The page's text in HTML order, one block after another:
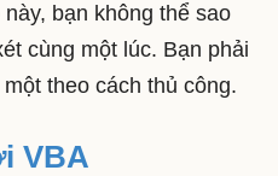
bạn không thể sao
cùng một lúc. Bạn phải
theo cách thủ công.
VBA